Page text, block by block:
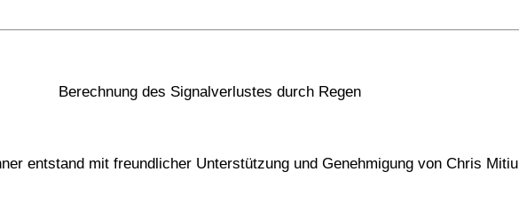
Berechnung des Signalverlustes durch Regen
entstand mit freundlicher Unterstützung und Genehmigung von Chris Mitiu